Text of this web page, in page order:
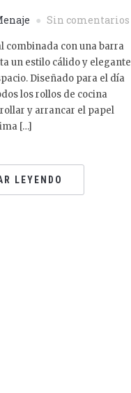
Sin comentarios
combinada con una barra
un estilo cálido y elegante
Diseñado para el día
los rollos de cocina
y arrancar el papel
[…]
LEYENDO